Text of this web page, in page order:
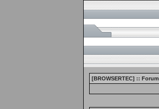
[BROWSERTEC] :: Forum